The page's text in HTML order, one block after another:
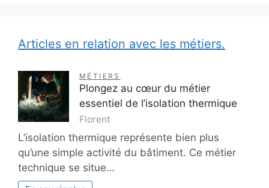
Articles en relation avec les métiers.
MÉTIERS
Plongez au cœur du métier
essentiel de l’isolation thermique
Florent
L’isolation thermique représente bien plus
qu’une simple activité du bâtiment. Ce métier
technique se situe…